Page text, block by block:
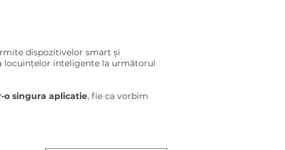
dispozitivelor smart și
locuințelor inteligente la următorul
singura aplicatie, fie ca vorbim